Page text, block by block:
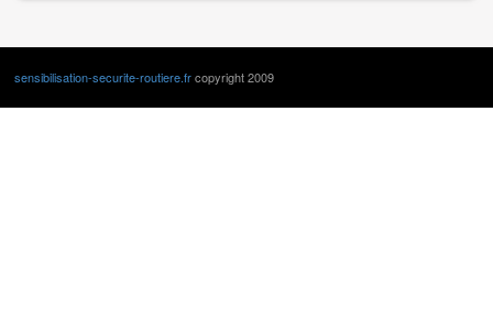
sensibilisation-securite-routiere.frcopyright 2009